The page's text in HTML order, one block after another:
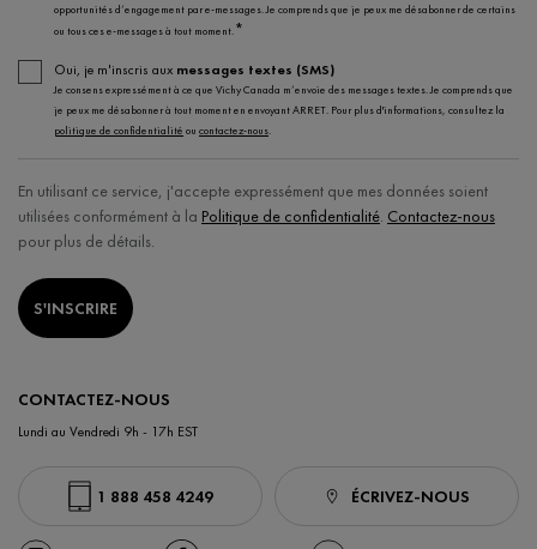
opportunités d’engagement par e-messages. Je comprends que je peux me désabonner de certains
ou tous ces e-messages à tout moment.*
Oui, je m'inscris aux messages textes (SMS)
Je consens expressément à ce que Vichy Canada m’envoie des messages textes. Je comprends que
je peux me désabonner à tout moment en envoyant ARRET. Pour plus d'informations, consultez la
politique de confidentialité ou contactez-nous.
En utilisant ce service, j'accepte expressément que mes données soient
utilisées conformément à la Politique de confidentialité Contactez-nous
pour plus de détails.
S'INSCRIRE
CONTACTEZ-NOUS
Lundi au Vendredi 9h - 17h EST
1 888 458 4249 ÉCRIVEZ-NOUS